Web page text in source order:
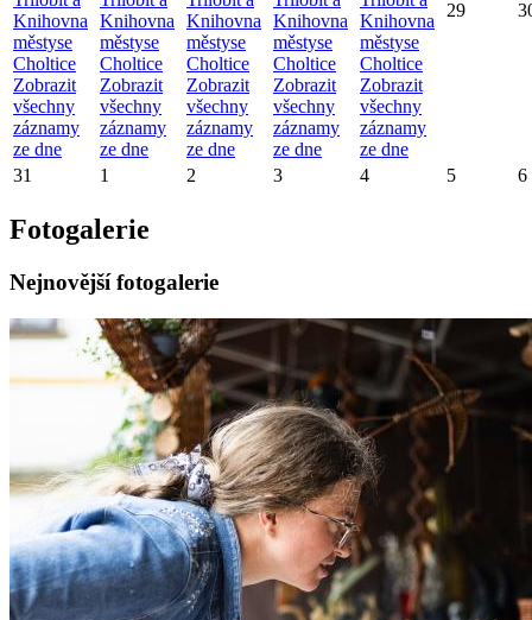
Knihovna
městyse
Choltice
Zobrazit
všechny
záznamy
ze dne
Knihovna
městyse
Choltice
Zobrazit
všechny
záznamy
ze dne
Knihovna
městyse
Choltice
Zobrazit
všechny
záznamy
ze dne
Knihovna
městyse
Choltice
Zobrazit
všechny
záznamy
ze dne
Knihovna
městyse
Choltice
Zobrazit
všechny
záznamy
ze dne
29
31 1 2 3 4 5 6
Fotogalerie
Nejnovější fotogalerie